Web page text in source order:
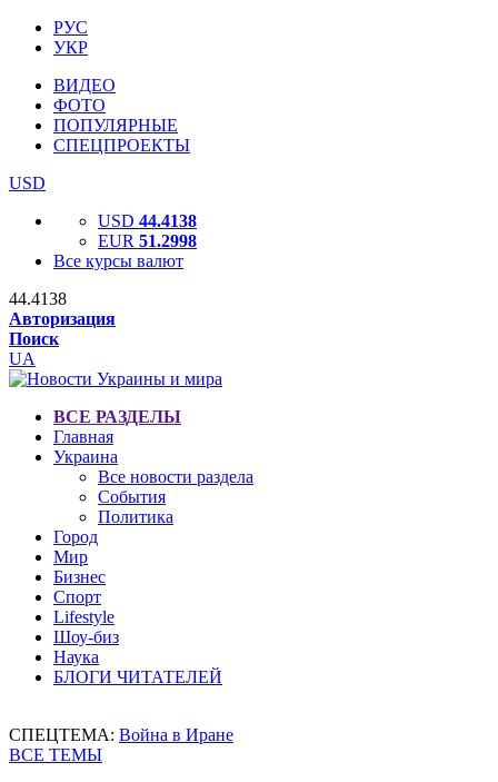
РУС
УКР
ВИДЕО
ФОТО
ПОПУЛЯРНЫЕ
СПЕЦПРОЕКТЫ
USD
USD 44.4138
EUR 51.2998
Все курсы валют
44.4138
Авторизация
Поиск
UA
ВСЕ РАЗДЕЛЫ
Главная
Украина
Все новости раздела
События
Политика
Город
Мир
Бизнес
Спорт
Lifestyle
Шоу-биз
Наука
БЛОГИ ЧИТАТЕЛЕЙ
СПЕЦТЕМА: Война в Иране
ВСЕ ТЕМЫ